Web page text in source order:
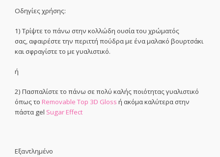
Οδηγίες χρήσης:
1) Τρίψτε το πάνω στην κολλώδη ουσία του χρώματός
σας, αφαιρέστε την περιττή πούδρα με ένα μαλακό βουρτσάκι
και σφραγίστε το με γυαλιστικό.
ή
2) Πασπαλίστε το πάνω σε πολύ καλής ποιότητας γυαλιστικό
όπως το Removable Top 3D Gloss ή ακόμα καλύτερα στην
πάστα gel Sugar Effect
Εξαντλημένο